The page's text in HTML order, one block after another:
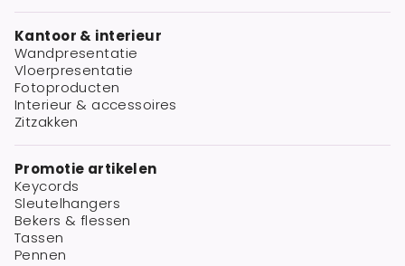
Kantoor & interieur
Wandpresentatie
Vloerpresentatie
Fotoproducten
Interieur & accessoires
Zitzakken
Promotie artikelen
Keycords
Sleutelhangers
Bekers & flessen
Tassen
Pennen